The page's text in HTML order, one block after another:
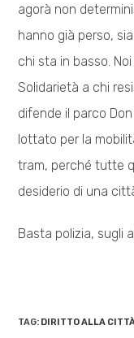
agorà non
hanno già perso,
chi sta in basso.
Solidarietà a chi
difende il parco
lottato per la
tram, perché tutte
desiderio di una
Basta polizia, sugli
TAG: DIRITTO ALLA